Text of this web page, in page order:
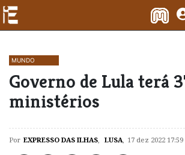
MUNDO
Governo de Lula terá
ministérios
Por EXPRESSO DAS ILHAS, LUSA, 17 dez 2022 17:59